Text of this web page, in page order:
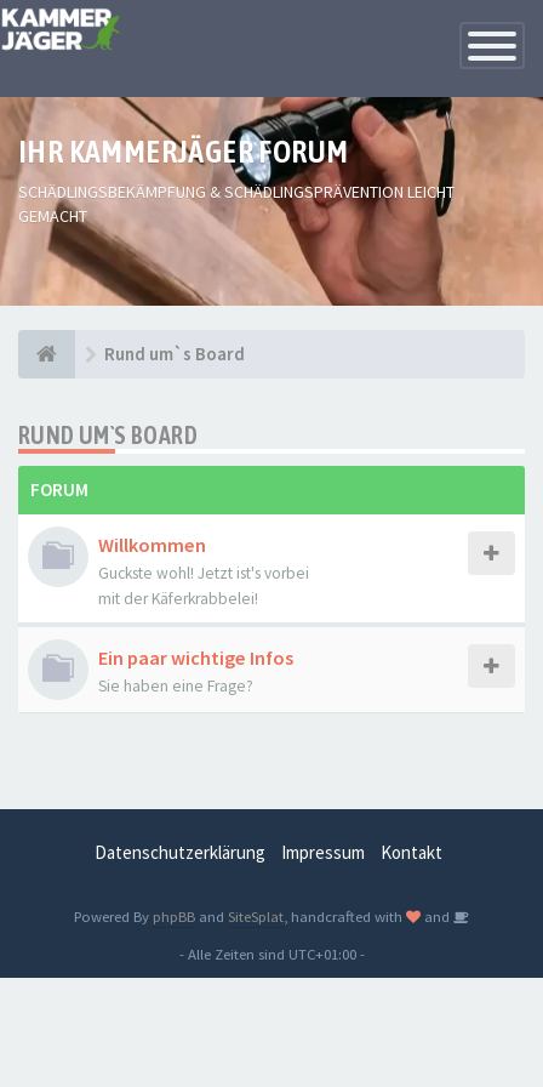
Toggle
IHR KAMMERJÄGER FORUM
SCHÄDLINGSBEKÄMPFUNG & SCHÄDLINGSPRÄVENTION LEICHT
GEMACHT
Rund um`s Board
RUND UM`S BOARD
FORUM
Willkommen
Guckste wohl! Jetzt ist's vorbei
mit der Käferkrabbelei!
Ein paar wichtige Infos
Sie haben eine Frage?
Datenschutzerklärung Impressum Kontakt
Powered By phpBB and SiteSplat , handcrafted with
and
- Alle Zeiten sind UTC+01:00-